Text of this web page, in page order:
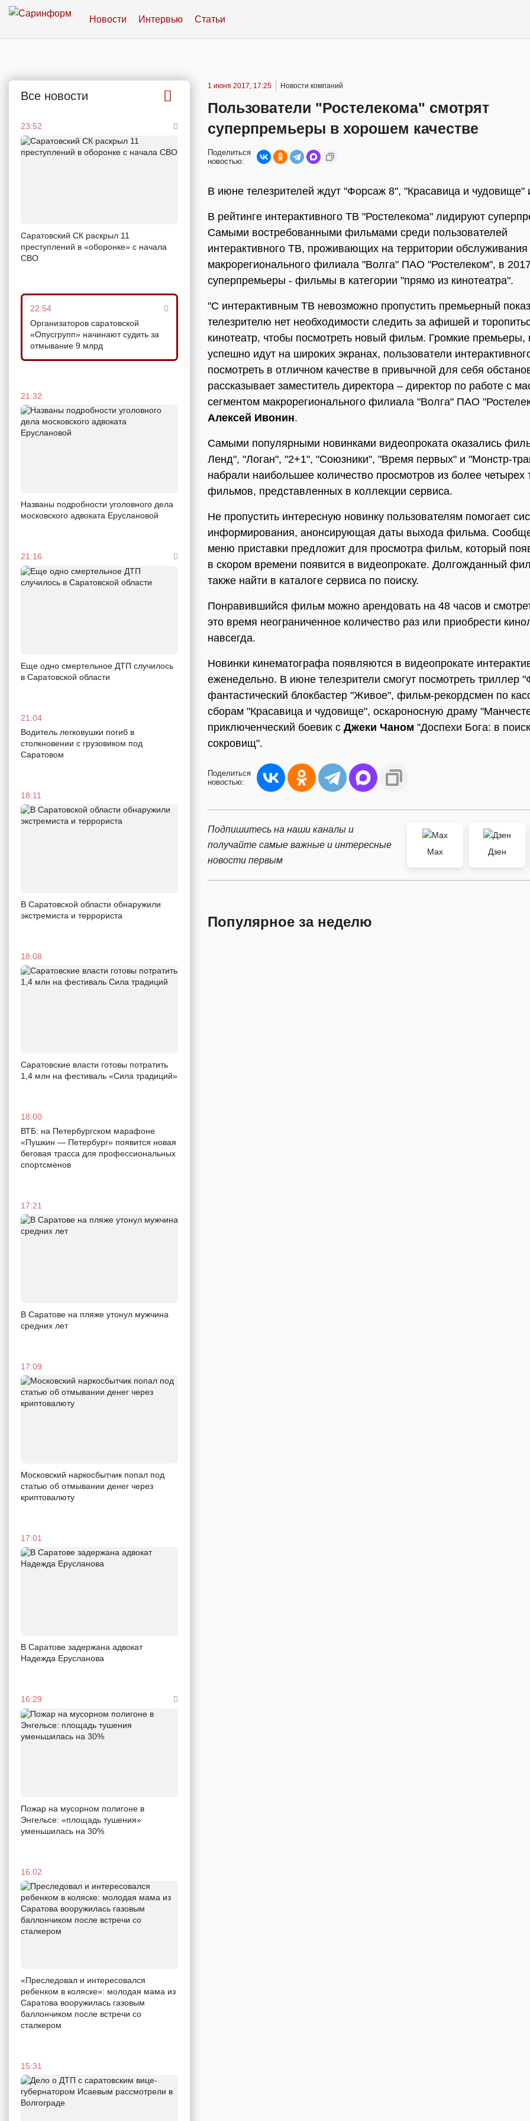
Новости Интервью Статьи
Все новости
23:52
Саратовский СК раскрыл 11
преступлений в «оборонке» с начала
СВО
22:54
Организаторов саратовской
«Опусгрупп» начинают судить за
отмывание 9 млрд
21:32
Названы подробности уголовного дела
московского адвоката Еруслановой
21:16
Еще одно смертельное ДТП случилось
в Саратовской области
21:04
Водитель легковушки погиб в
столкновении с грузовиком под
Саратовом
18:11
В Саратовской области обнаружили
экстремиста и террориста
18:08
Саратовские власти готовы потратить
1,4 млн на фестиваль «Сила традиций»
18:00
ВТБ: на Петербургском марафоне
«Пушкин — Петербург» появится новая
беговая трасса для профессиональных
спортсменов
17:21
В Саратове на пляже утонул мужчина
средних лет
17:09
Московский наркосбытчик попал под
статью об отмывании денег через
криптовалюту
17:01
В Саратове задержана адвокат
Надежда Ерусланова
16:29
Пожар на мусорном полигоне в
Энгельсе: «площадь тушения»
уменьшилась на 30%
16:02
«Преследовал и интересовался
ребенком в коляске»: молодая мама из
Саратова вооружилась газовым
баллончиком после встречи со
сталкером
15:31
1 июня 2017, 17:25 Новости компаний
Пользователи "Ростелекома" смотрят
суперпремьеры в хорошем качестве
Поделиться
новостью:
В июне телезрителей ждут "Форсаж 8", "Красавица и
В рейтинге интерактивного ТВ "Ростелекома" лидируют
Самыми востребованными фильмами среди пользователей
интерактивного ТВ, проживающих на территории обслуживания
макрорегионального филиала "Волга" ПАО "Ростелеком", в
суперпремьеры - фильмы в категории "прямо из кинотеатра".
"С интерактивным ТВ невозможно пропустить премьерный
телезрителю нет необходимости следить за афишей и
кинотеатр, чтобы посмотреть новый фильм. Громкие премьеры,
успешно идут на широких экранах, пользователи
посмотреть в отличном качестве в привычной для себя
рассказывает заместитель директора – директор по работе с
сегментом макрорегионального филиала "Волга" ПАО
Алексей Ивонин.
Самыми популярными новинками видеопроката оказались
Ленд", "Логан", "2+1", "Союзники", "Время первых" и "Монстр-
набрали наибольшее количество просмотров из более четырех
фильмов, представленных в коллекции сервиса.
Не пропустить интересную новинку пользователям помогает
информирования, анонсирующая даты выхода фильма.
меню приставки предложит для просмотра фильм, который
в скором времени появится в видеопрокате. Долгожданный
также найти в каталоге сервиса по поиску.
Понравившийся фильм можно арендовать на 48 часов и
это время неограниченное количество раз или приобрести
навсегда.
Новинки кинематографа появляются в видеопрокате
еженедельно. В июне телезрители смогут посмотреть триллер
фантастический блокбастер "Живое", фильм-рекордсмен по
сборам "Красавица и чудовище", оскароносную драму
приключенческий боевик с Джеки Чаном "Доспехи Бога: в
сокровищ".
Поделиться
новостью:
Подпишитесь на наши каналы и
получайте самые важные и интересные
новости первым
Max Дзен
Популярное за неделю